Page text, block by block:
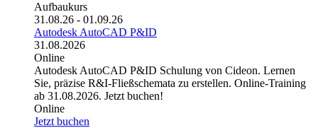
Aufbaukurs
31.08.26 - 01.09.26
Autodesk AutoCAD P&ID
31.08.2026
Online
Autodesk AutoCAD P&ID Schulung von Cideon. Lernen
Sie, präzise R&I-Fließschemata zu erstellen. Online-Training
ab 31.08.2026. Jetzt buchen!
Online
Jetzt buchen